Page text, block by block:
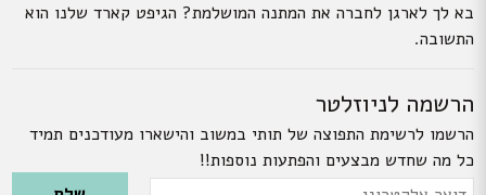
בא לך לארגן לחברה את המתנה המושלמת? הגיפט קארד שלנו הוא
התשובה.
הרשמה לניוזלטר
הרשמו לרשימת התפוצה של תותי במשוב והישארו מעודכנים תמיד
כל מה שחדש מבצעים והפתעות נוספות!!